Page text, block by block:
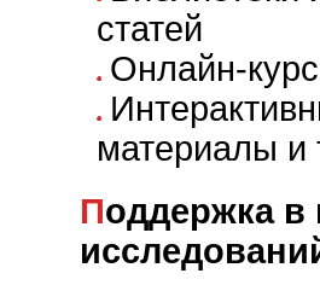
статей
Онлайн-
материалы и
Поддержка в процессе